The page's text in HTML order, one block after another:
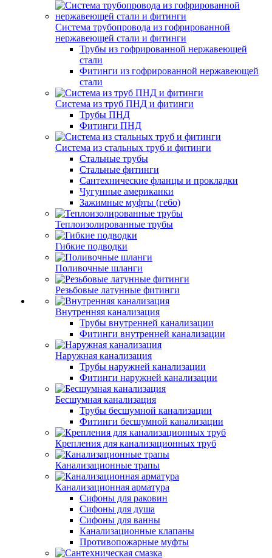
Система трубопровода из гофрированной
нержавеющей стали и фитинги
Трубы из гофрированной нержавеющей
стали
Фитинги из гофрированной нержавеющей
стали
Система из труб ПНД и фитинги
Трубы ПНД
Фитинги ПНД
Система из стальных труб и фитинги
Стальные трубы
Стальные фитинги
Сантехнические фланцы и прокладки
Чугунные американки
Зажимные муфты (гебо)
Теплоизолированные трубы
Гибкие подводки
Поливочные шланги
Резьбовые латунные фитинги
Внутренняя канализация
Трубы внутренней канализации
Фитинги внутренней канализации
Наружная канализация
Трубы наружней канализации
Фитинги наружней канализации
Бесшумная канализация
Трубы бесшумной канализации
Фитинги бесшумной канализации
Крепления для канализационных труб
Канализационные трапы
Канализационная арматура
Сифоны для раковин
Сифоны для душа
Сифоны для ванны
Канализационные клапаны
Противопожарные муфты